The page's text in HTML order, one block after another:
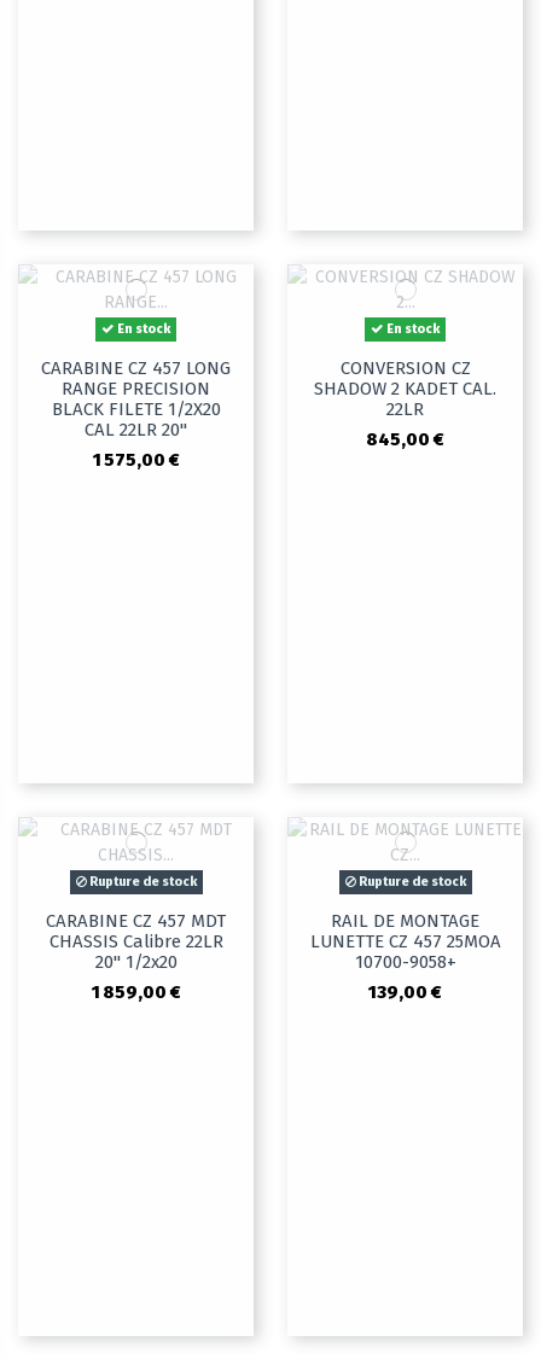
En stock
CARABINE CZ 457 LONG
RANGE PRECISION
BLACK FILETE 1/2X20
CAL 22LR 20"
1 575,00 €
En stock
CONVERSION CZ
SHADOW 2 KADET CAL.
22LR
845,00 €
Rupture de stock
CARABINE CZ 457 MDT
CHASSIS Calibre 22LR
20" 1/2x20
1 859,00 €
Rupture de stock
RAIL DE MONTAGE
LUNETTE CZ 457 25MOA
10700-9058+
139,00 €